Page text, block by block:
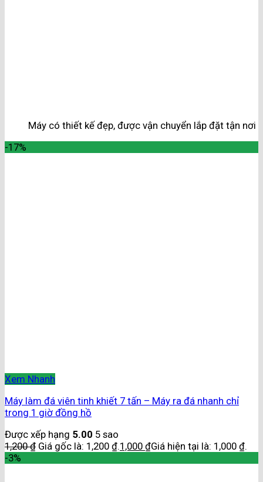
Máy có thiết kế đẹp, được vận chuyển lắp đặt tận nơi
-17%
Xem Nhanh
Máy làm đá viên tinh khiết 7 tấn – Máy ra đá nhanh chỉ
trong 1 giờ đồng hồ
Được xếp hạng 5.00 5 sao
1,200₫ Giá gốc là: 1,200 ₫.1,000 ₫Giá hiện tại là: 1,000 ₫.
-3%